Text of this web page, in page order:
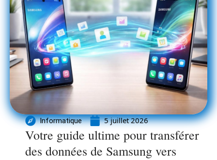
Informatique 5 juillet 2026
Votre guide ultime pour transférer
des données de Samsung vers